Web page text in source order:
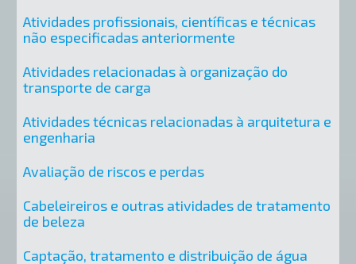
Atividades profissionais, científicas e técnicas
não especificadas anteriormente
Atividades relacionadas à organização do
transporte de carga
Atividades técnicas relacionadas à arquitetura e
engenharia
Avaliação de riscos e perdas
Cabeleireiros e outras atividades de tratamento
de beleza
Captação, tratamento e distribuição de água